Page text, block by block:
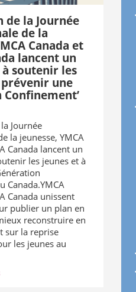
de la Journée
de la
Canada et
lancent un
soutenir les
une
Confinement’
Journée
la jeunesse, YMCA
Canada lancent un
les jeunes et à
Canada.YMCA
Canada unissent
publier un plan en
reconstruire en
sur la reprise
les jeunes au